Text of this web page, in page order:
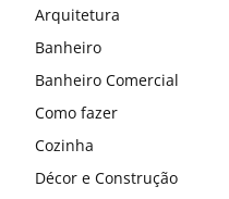
Arquitetura
Banheiro
Banheiro Comercial
Como fazer
Cozinha
Décor e Construção